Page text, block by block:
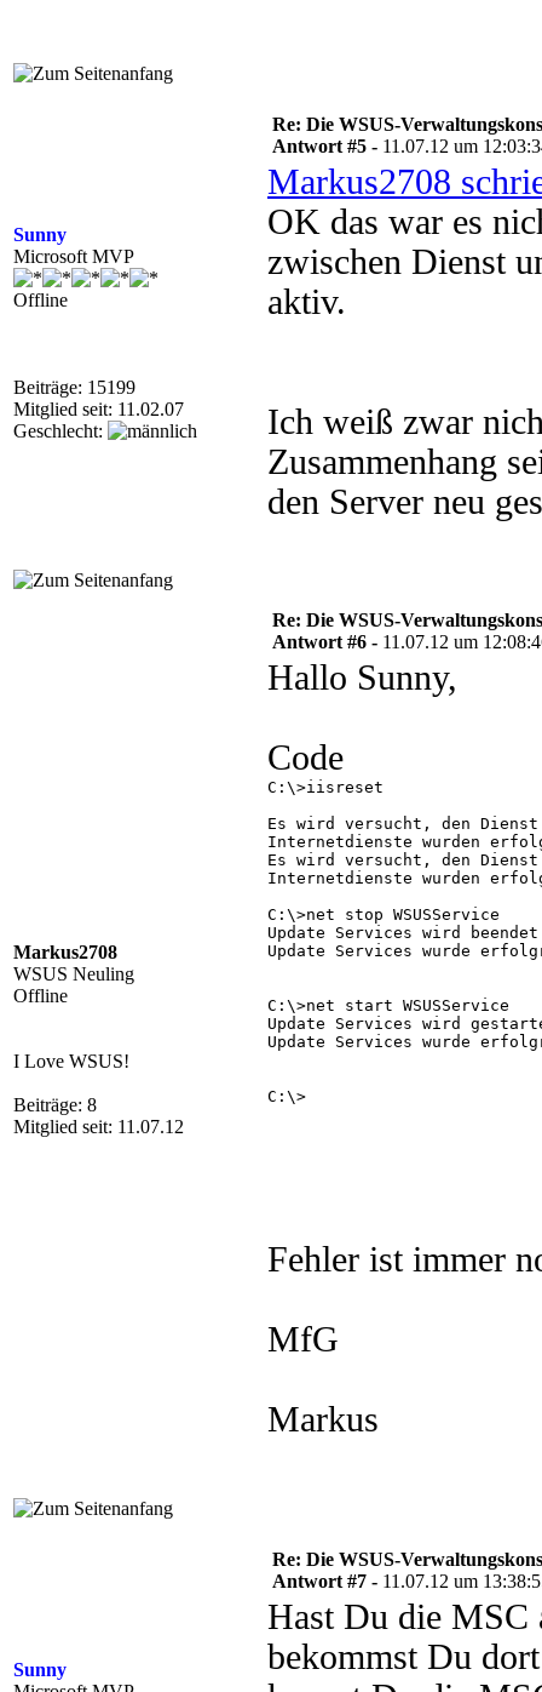
Sunny
Microsoft MVP
Offline
Beiträge: 15199
Mitglied seit: 11.02.07
Geschlecht:
Re: Die WSUS-
Antwort #5 - 11.07.12 um
Markus2708
OK das war es
zwischen Dienst
aktiv.
Ich weiß zwar
Zusammenhang
den Server neu
Markus2708
WSUS Neuling
Offline
I Love WSUS!
Beiträge: 8
Mitglied seit: 11.07.12
Re: Die WSUS-
Antwort #6 - 11.07.12 um
Hallo Sunny,
Code
C:\>iisreset
Es wird versucht, den
Internetdienste wurden
Es wird versucht, den
Internetdienste wurden
C:\>net stop WSUSService
Update Services wird
Update Services wurde
C:\>net start WSUSService
Update Services wird
Update Services wurde
C:\>
Fehler ist immer
MfG
Markus
Sunny
Re: Die WSUS-
Antwort #7 - 11.07.12 um
Hast Du die MSC
bekommst Du